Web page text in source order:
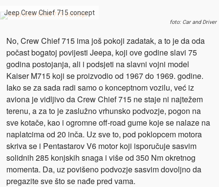
Jeep Crew Chief 715 concept
foto: Car and Driver
No, Crew Chief 715 ima još pokoji zadatak, a to je da oda
počast bogatoj povijesti Jeepa, koji ove godine slavi 75
godina postojanja, ali i podsjeti na slavni vojni model
Kaiser M715 koji se proizvodio od 1967 do 1969. godine.
Iako se za sada radi samo o konceptnom vozilu, već iz
aviona je vidljivo da Crew Chief 715 ne staje ni najtežem
terenu, a za to je zaslužno vrhunsko podvozje, pogon na
sve kotače, kao i ogromne off-road gume koje se nalaze na
naplatcima od 20 inča. Uz sve to, pod poklopcem motora
skriva se i Pentastarov V6 motor koji isporučuje sasvim
solidnih 285 konjskih snaga i više od 350 Nm okretnog
momenta. Da, uz povišeno podvozje sasvim dovoljno da
pregazite sve što se nađe pred vama.